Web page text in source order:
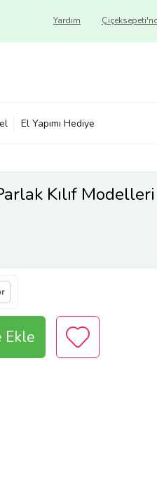
Yardım
El Yapımı Hediye
Kılıf Modelleri
Ekle